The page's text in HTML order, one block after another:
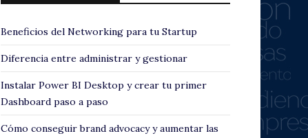
Beneficios del Networking para tu Startup
Diferencia entre administrar y gestionar
Instalar Power BI Desktop y crear tu primer
Dashboard paso a paso
Cómo conseguir brand advocacy y aumentar las